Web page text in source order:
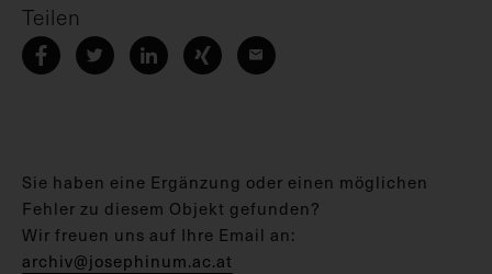
Teilen
Sie haben eine Ergänzung oder einen möglichen
Fehler zu diesem Objekt gefunden?
Wir freuen uns auf Ihre Email an:
archiv@josephinum.ac.at